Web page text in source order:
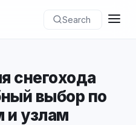
Search
снегохода
выбор по
и узлам